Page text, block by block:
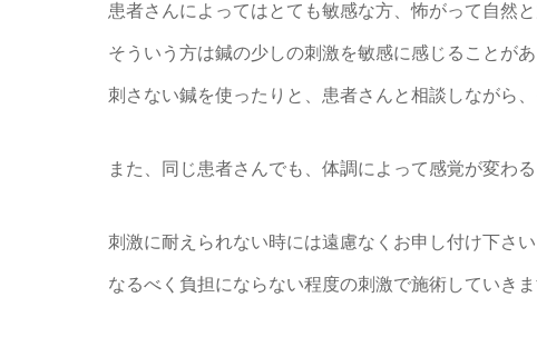
患者さんによってはとても敏感な方、怖がって自然と
そういう方は鍼の少しの刺激を敏感に感じることがあ
刺さない鍼を使ったりと、患者さんと相談しながら
また、同じ患者さんでも、体調によって感覚が変わる
刺激に耐えられない時には遠慮なくお申し付け下さい
なるべく負担にならない程度の刺激で施術していきま